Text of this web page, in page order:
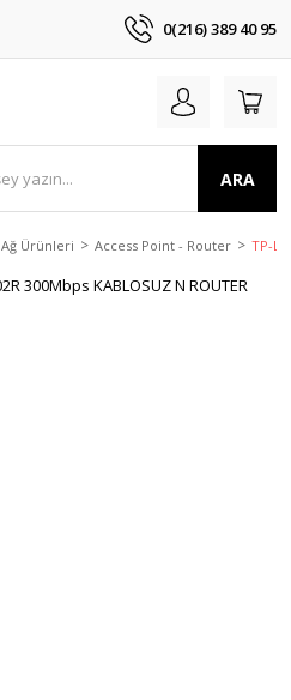
0(216) 389 40 95
ARA
Ağ Ürünleri Access Point - Router TP-